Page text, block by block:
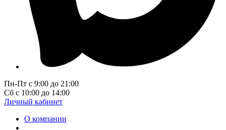
Пн-Пт с 9:00 до 21:00
Сб с 10:00 до 14:00
Личный кабинет
О компании